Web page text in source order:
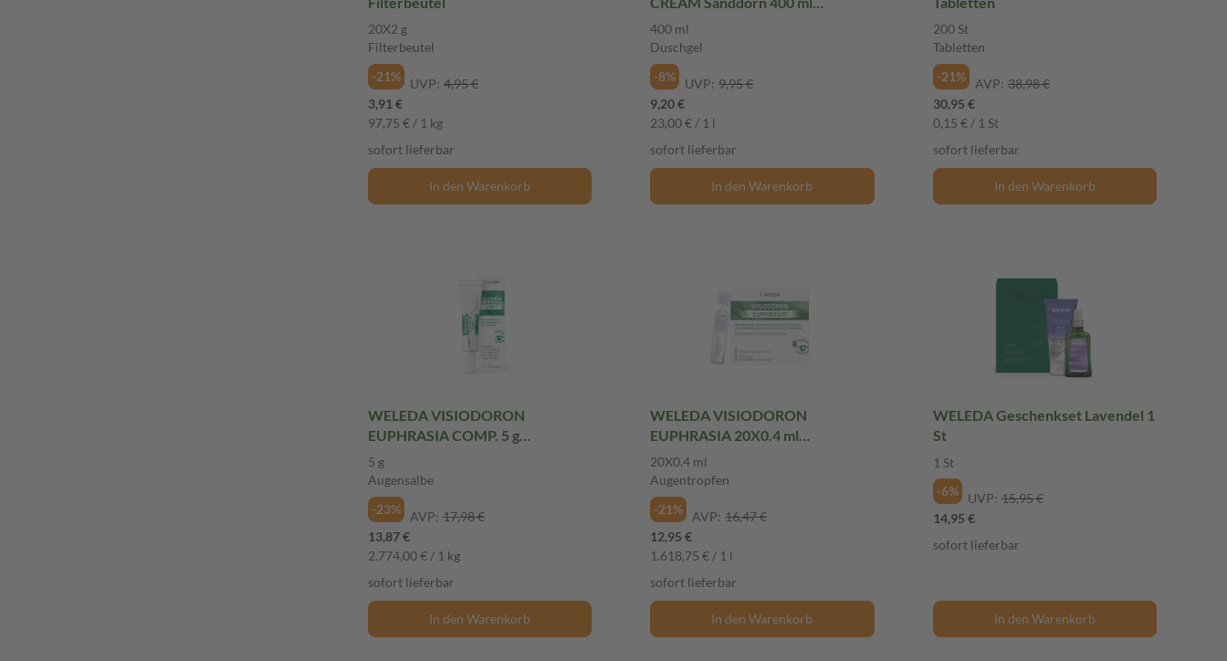
20X2 g
Filterbeutel
-21%
UVP: 4,95 €
3,91 €
97,75 € / 1 kg
sofort lieferbar
In den Warenkorb
Duschgel
400 ml
Duschgel
-8%
UVP: 9,95 €
9,20 €
23,00 € / 1 l
sofort lieferbar
In den Warenkorb
200 St
Tabletten
-21%
AVP: 38,98 €
30,95 €
0,15 € / 1 St
sofort lieferbar
In den Warenkorb
WELEDA VISIODORON
EUPHRASIA COMP. 5 g
Augensalbe
5 g
Augensalbe
-23%
AVP: 17,98 €
13,87 €
2.774,00 € / 1 kg
sofort lieferbar
In den Warenkorb
WELEDA VISIODORON
EUPHRASIA 20X0.4 ml
Augentropfen
20X0.4 ml
Augentropfen
-21%
AVP: 16,47 €
12,95 €
1.618,75 € / 1 l
sofort lieferbar
In den Warenkorb
WELEDA Geschenkset Lavendel 1
St
1 St
-6%
UVP: 15,95 €
14,95 €
sofort lieferbar
In den Warenkorb